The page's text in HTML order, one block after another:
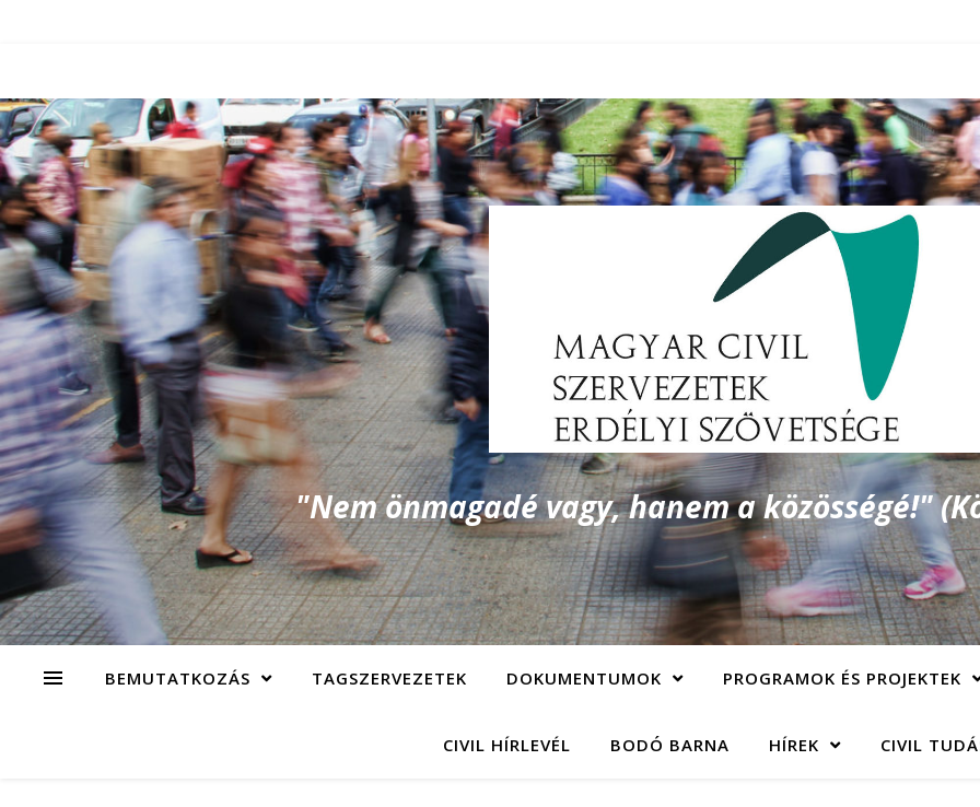
"Nem önmagadé vagy, hanem a közösségé!"
BEMUTATKOZÁS TAGSZERVEZETEK DOKUMENTUMOK PROGRAMOK ÉS PROJEKTEK
CIVIL HÍRLEVÉL BODÓ BARNA HÍREK CIVIL